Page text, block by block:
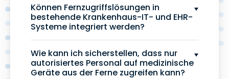
Können Fernzugriffslösungen in
bestehende Krankenhaus-IT- und EHR-
Systeme integriert werden?
Wie kann ich sicherstellen, dass nur
autorisiertes Personal auf medizinische
Geräte aus der Ferne zugreifen kann?